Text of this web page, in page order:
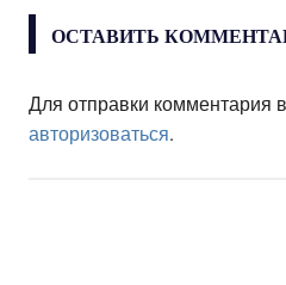
ОСТАВИТЬ
Для отправки комментария
авторизоваться.